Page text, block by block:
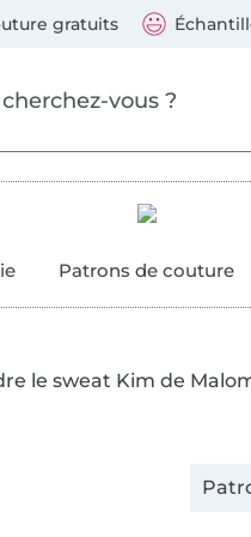
gratuits
Patrons de couture
le sweat Kim de
suivants : Visa,